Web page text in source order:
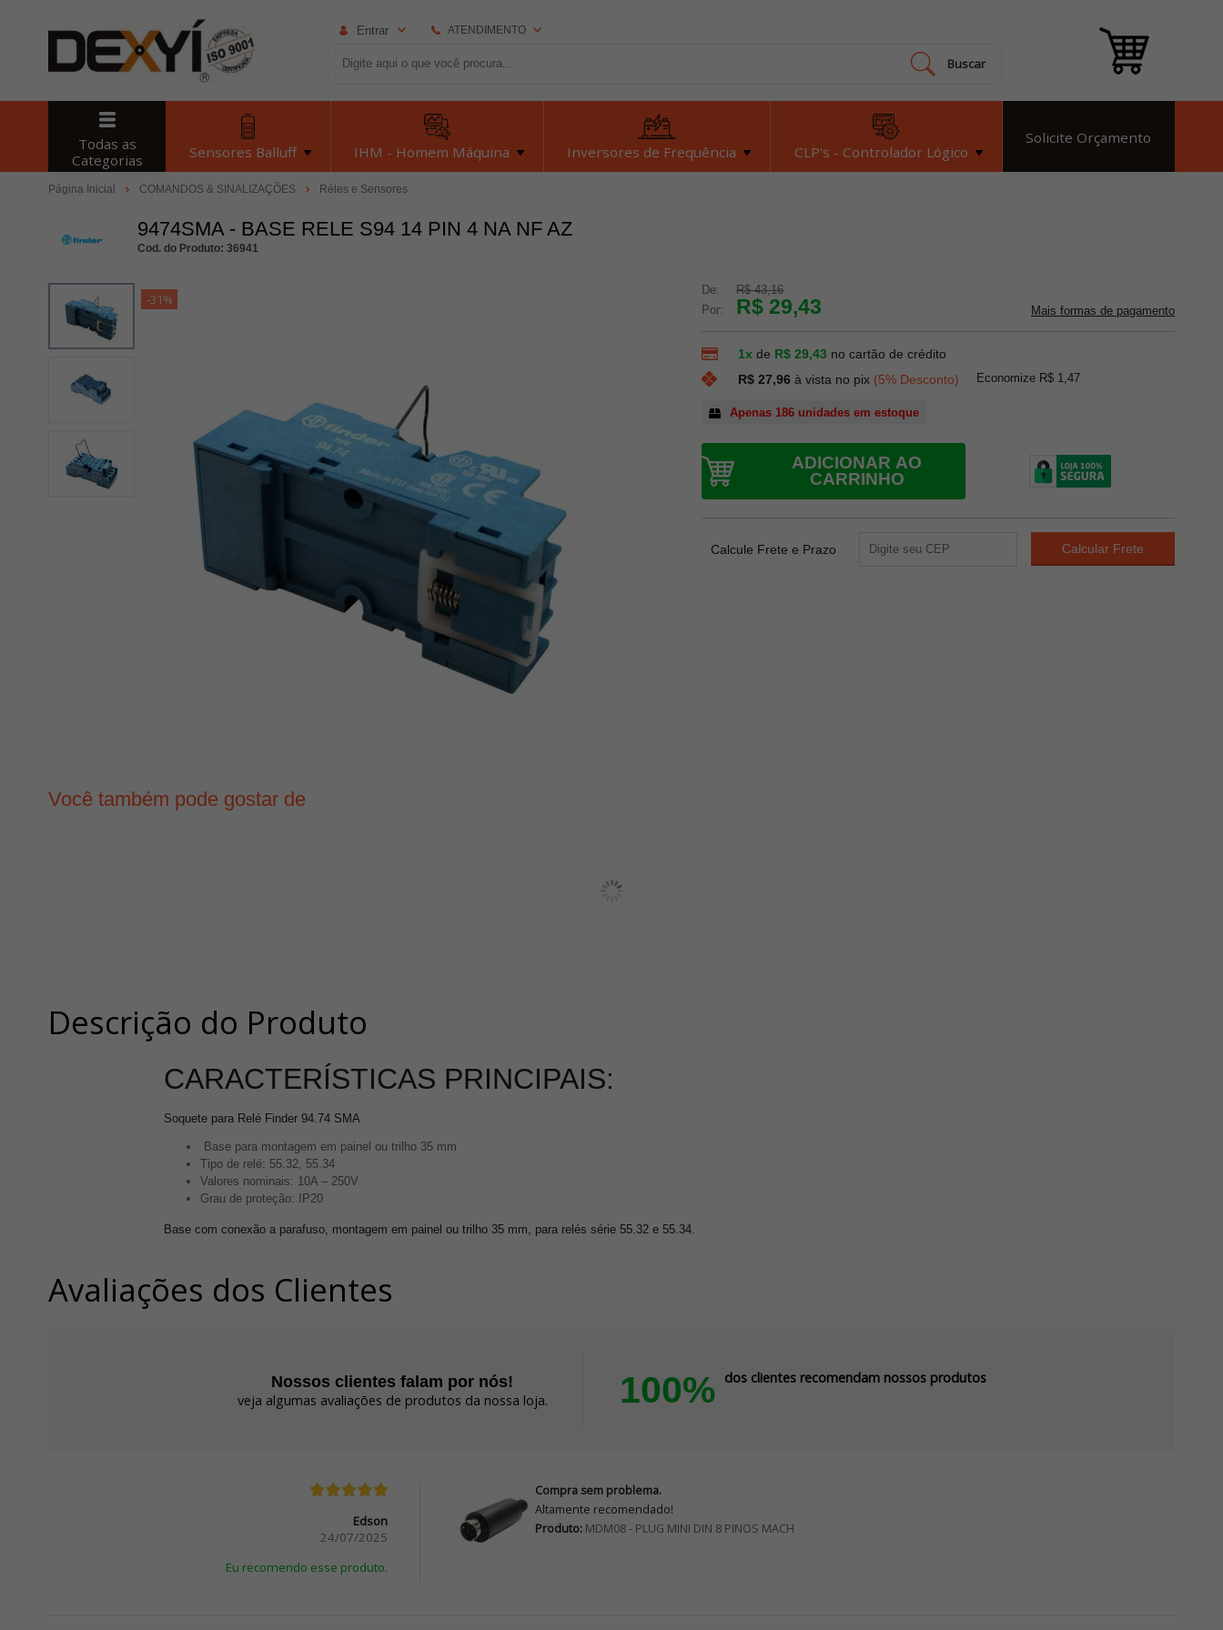
Entrar ATENDIMENTO
dexyiloja@dexyi.com.br
Buscar
Todas as
Categorias
Sensores Balluff IHM - Homem Máquina Inversores de Frequência CLP's - Controlador Lógico
Solicite Orçamento
Página Inicial COMANDOS & SINALIZAÇÕES Réles e Sensores
9474SMA - BASE RELE S94 14 PIN 4 NA NF AZ
Cod. do Produto: 36941
-31%
De:
R$ 43,16
Por:
R$ 29,43 Mais formas de pagamento
1x de R$ 29,43 no cartão de crédito
R$ 27,96à vista no pix (5% Desconto) Economize R$ 1,47
Apenas 186 unidades em estoque
ADICIONAR AO
CARRINHO
Calcule Frete e Prazo
Você também pode gostar de
Descrição do Produto
CARACTERÍSTICAS PRINCIPAIS:
Soquete para Relé Finder 94.74 SMA
Base para montagem em painel ou trilho 35 mm
Tipo de relé: 55.32, 55.34
Valores nominais: 10A – 250V
Grau de proteção: IP20
Base com conexão a parafuso, montagem em painel ou trilho 35 mm, para relés série 55.32 e 55.34.
Avaliações dos Clientes
Nossos clientes falam por nós!
veja algumas avaliações de produtos da nossa loja. 100% dos clientes recomendam nossos produtos
Edson
24/07/2025
Eu recomendo esse produto.
Compra sem problema.
Altamente recomendado!
Produto:MDM08 - PLUG MINI DIN 8 PINOS MACH